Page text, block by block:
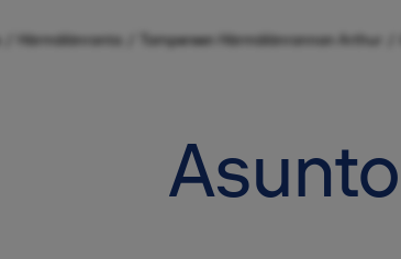
Härmälänranta Tampereen Härmälänrannan Arthur